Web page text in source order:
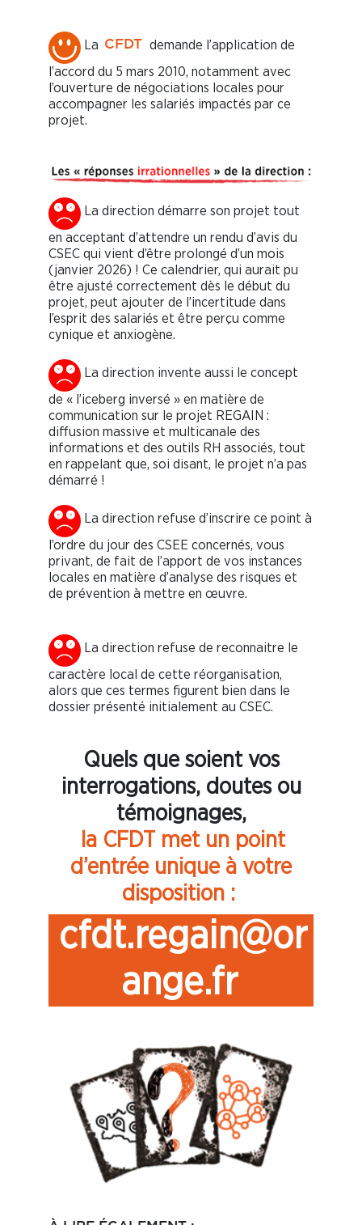
La CFDT
demande l’application de
l’accord du 5 mars 2010, notamment avec
l’ouverture de négociations locales pour
accompagner les salariés impactés par ce
projet.
La direction démarre son projet tout
en acceptant d’attendre un rendu d’avis du
CSEC qui vient d’être prolongé d’un mois
(janvier 2026) ! Ce calendrier, qui aurait pu
être ajusté correctement dès le début du
projet, peut ajouter de l’incertitude dans
l’esprit des salariés et être perçu comme
cynique et anxiogène.
La direction invente aussi le concept
de « l’iceberg inversé » en matière de
communication sur le projet REGAIN :
diffusion massive et multicanale des
informations et des outils RH associés, tout
en rappelant que, soi disant, le projet n’a pas
démarré !
La direction refuse d’inscrire ce point à
l’ordre du jour des CSEE concernés, vous
privant, de fait de l’apport de vos instances
locales en matière d’analyse des risques et
de prévention à mettre en œuvre.
La direction refuse de reconnaitre le
caractère local de cette réorganisation,
alors que ces termes figurent bien dans le
dossier présenté initialement au CSEC.
Quels que soient vos
interrogations, doutes ou
témoignages,
la CFDT met un point
d’entrée unique à votre
disposition :
cfdt.regain@or
ange.fr